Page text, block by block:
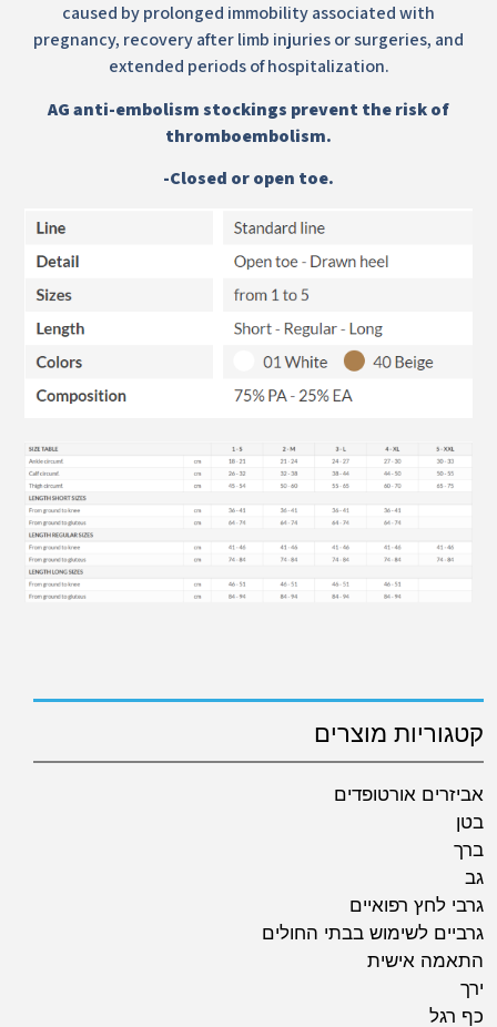
קטגוריות מוצרים
אביזרים אורטופדים
בטן
ברך
גב
גרבי לחץ רפואיים
גרביים לשימוש בבתי החולים
התאמה אישית
ירך
כף רגל
caused by prolonged immobility associated with
pregnancy, recovery after limb injuries or surgeries, and
extended periods of hospitalization.
AG anti-embolism stockings prevent the risk of
thromboembolism.
-Closed or open toe.